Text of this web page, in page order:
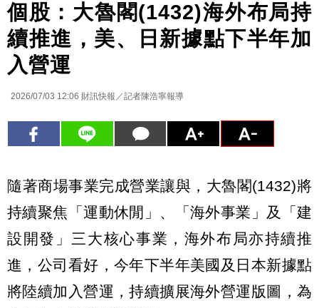
個股：大魯閣(1432)海外布局持
續推進，美、日新據點下半年加
入營運
2026/07/03 12:06 財訊快報／記者陳浩寧報導
隨著商場事業完成營業讓與，大魯閣(1432)將
持續聚焦「運動休閒」、「海外事業」及「建
設開發」三大核心事業，海外布局亦持續推
進，公司看好，今年下半年美國及日本新據點
將陸續加入營運，持續擴展海外營運版圖，為